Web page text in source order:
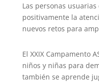
Las personas usuarias
positivamente la
nuevos retos para
El XXIX Campamento
niños y niñas para
también se aprende